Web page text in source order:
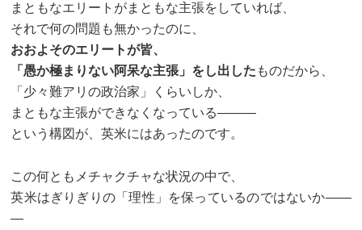
まともなエリートがまともな主張をしていれば、
それで何の問題も無かったのに、
おおよそのエリートが皆、
「愚か極まりない阿呆な主張」をし出した ものだから、
「少々難アリの政治家」くらいしか、
まともな主張ができなくなっている―――
という構図が、英米にはあったのです。
この何ともメチャクチャな状況の中で、
英米はぎりぎりの「理性」を保っているのではないか――
―